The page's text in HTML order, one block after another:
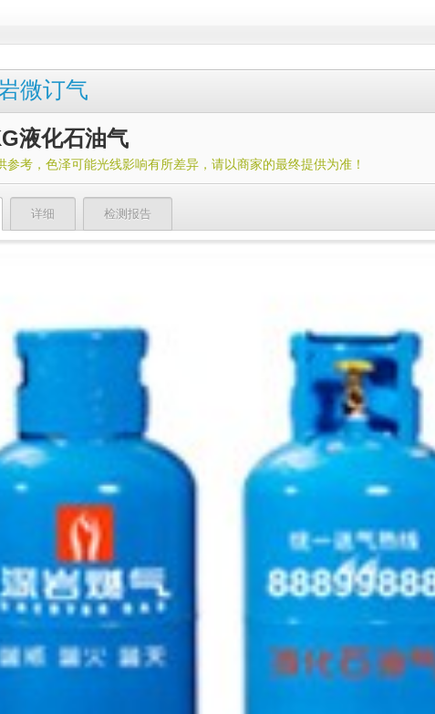
微订气
液化石油气
参考，色泽可能光线影响有所差异，请以商家的最终提供为准！
详细 检测报告